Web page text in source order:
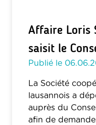
Affaire Loris
saisit le
Publié le
La Société
lausannois a
auprès du
afin de